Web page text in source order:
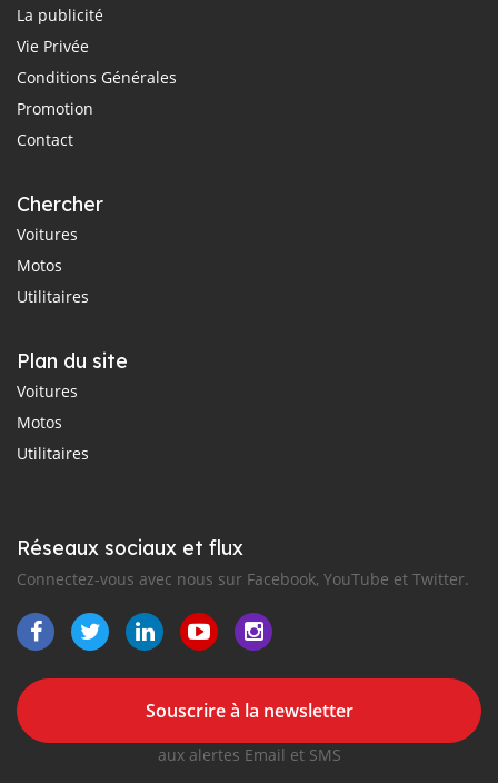
La publicité
Vie Privée
Conditions Générales
Promotion
Contact
Chercher
Voitures
Motos
Utilitaires
Plan du site
Voitures
Motos
Utilitaires
Réseaux sociaux et flux
Connectez-vous avec nous sur Facebook, YouTube et Twitter.
Souscrire à la newsletter
aux alertes Email et SMS